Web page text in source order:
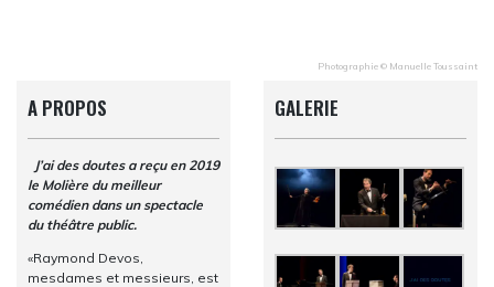
Photographie © Manuelle Toussaint
A PROPOS
J’ai des doutes a reçu en 2019
le Molière du meilleur
comédien dans un spectacle
du théâtre public.
«Raymond Devos,
mesdames et messieurs, est
GALERIE